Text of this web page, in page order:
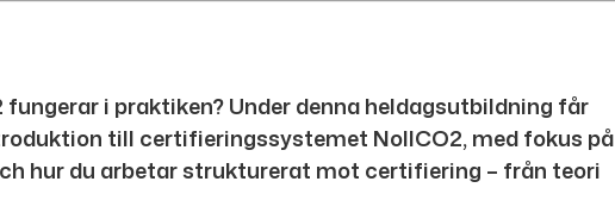
i praktiken? Under denna heldagsutbildning får
till certifieringssystemet NollCO2, med fokus på
hur du arbetar strukturerat mot certifiering – från teori